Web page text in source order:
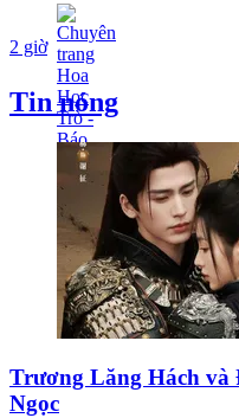
2 giờ
Tin nóng
Trương Lăng Hách và
Ngọc